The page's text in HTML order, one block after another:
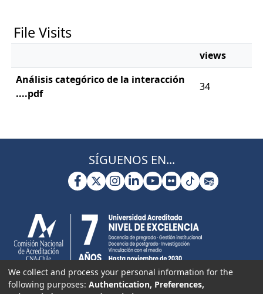
File Visits
views
Análisis categórico de la interacción
....pdf
34
SÍGUENOS EN...
We collect and process your personal information for the
following purposes: Authentication, Preferences,